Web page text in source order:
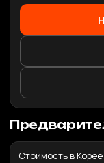
Стоимость в Корее